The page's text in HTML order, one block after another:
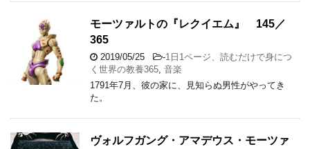
モーツァルトの『レクイエム』 145／
365
2019/05/25 -1日1ページ、読むだけで身につ
く世界の教養365 音楽
1791年7月、彼の家に、見知らぬ男性がやってき
た。
ヴォルフガング・アマデウス・モーツァ